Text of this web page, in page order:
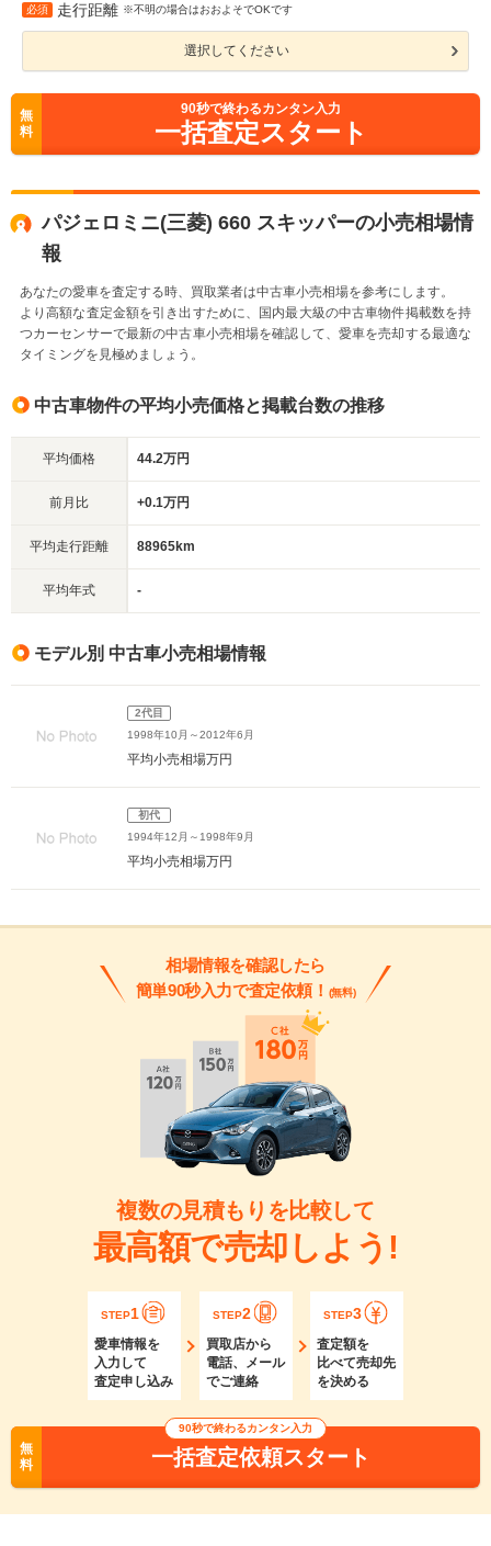
必須 走行距離 ※不明の場合はおおよそでOKです
選択してください
無
料
90秒で終わるカンタン入力
一括査定スタート
パジェロミニ(三菱) 660 スキッパーの小売相場情
報
あなたの愛車を査定する時、買取業者は中古車小売相場を参考にします。
より高額な査定金額を引き出すために、国内最大級の中古車物件掲載数を持
つカーセンサーで最新の中古車小売相場を確認して、愛車を売却する最適な
タイミングを見極めましょう。
中古車物件の平均小売価格と掲載台数の推移
平均価格 44.2万円
前月比 +0.1万円
平均走行距離 88965km
平均年式 -
モデル別 中古車小売相場情報
2代目
1998年10月～2012年6月
平均小売相場万円
初代
1994年12月～1998年9月
平均小売相場万円
相場情報を確認したら
簡単90秒入力で査定依頼！ (無料)
複数の見積もりを比較して
最高額で売却しよう!
STEP1
愛車情報を
入力して
査定申し込み
STEP2
買取店から
電話、メール
でご連絡
STEP3
査定額を
比べて売却先
を決める
無
料
90秒で終わるカンタン入力
一括査定依頼スタート